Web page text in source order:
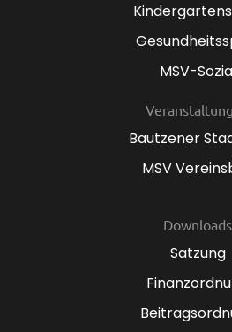
MSV-
Bautzener
MSV
Downloads
Satzung